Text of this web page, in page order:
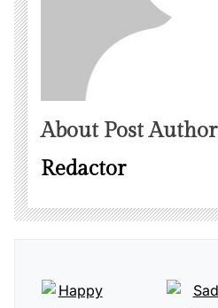
About Post Author
Redactor